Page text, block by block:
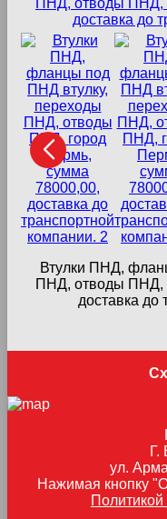
Втулки ПНД,
ПНД, отводы ПНД,
доставка до
Г.
ул.
Нажимая кнопку